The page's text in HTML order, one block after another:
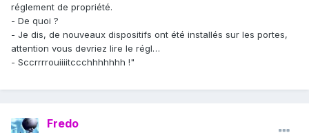
réglement de propriété.
- De quoi ?
- Je dis, de nouveaux dispositifs ont été installés sur les portes,
attention vous devriez lire le régl…
- Sccrrrrouiiiitccchhhhhhh !"
Fredo